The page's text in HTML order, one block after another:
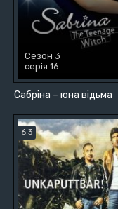
Сабріна – юна відьма
Сезон 3
серія 16
6.3